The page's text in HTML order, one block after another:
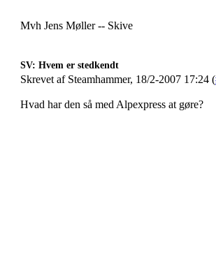
Mvh Jens Møller -- Skive
SV: Hvem er stedkendt
Skrevet af Steamhammer, 18/2-2007 17:24 (
Hvad har den så med Alpexpress at gøre?